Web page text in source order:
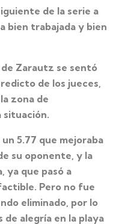
de la serie a
bien trabajada y bien
Zarautz se sentó
de los jueces,
zona de
situación.
5.77 que mejoraba
su oponente, y la
ya que pasó a
Pero no fue
eliminado, por lo
de alegría en la playa